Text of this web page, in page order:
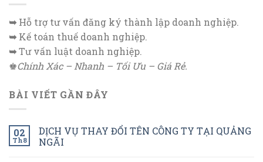
➥Hỗ trợ tư vấn đăng ký thành lập doanh nghiệp.
➥Kế toán thuế doanh nghiệp.
➥Tư vấn luật doanh nghiệp.
♚Chính Xác – Nhanh – Tối Ưu – Giá Rẻ.
BÀI VIẾT GẦN ĐÂY
02
Th8
DỊCH VỤ THAY ĐỔI TÊN CÔNG TY TẠI QUẢNG
NGÃI